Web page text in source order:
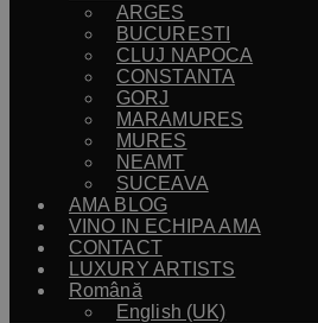
ARGES
BUCURESTI
CLUJ NAPOCA
CONSTANTA
GORJ
MARAMURES
MURES
NEAMT
SUCEAVA
AMA BLOG
VINO IN ECHIPA AMA
CONTACT
LUXURY ARTISTS
Română
English (UK)